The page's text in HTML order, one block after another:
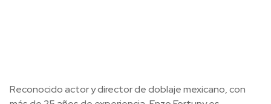
Reconocido actor y director de doblaje mexicano, con